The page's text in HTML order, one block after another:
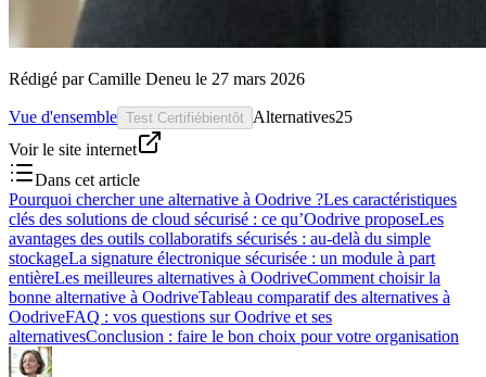
Rédigé par Camille Deneu le 27 mars 2026
Vue d'ensemble Test Certifiébientôt Alternatives25
Voir le site internet
Dans cet article
Pourquoi chercher une alternative à Oodrive ?Les caractéristiques
clés des solutions de cloud sécurisé : ce qu’Oodrive proposeLes
avantages des outils collaboratifs sécurisés : au-delà du simple
stockageLa signature électronique sécurisée : un module à part
entièreLes meilleures alternatives à OodriveComment choisir la
bonne alternative à OodriveTableau comparatif des alternatives à
OodriveFAQ : vos questions sur Oodrive et ses
alternativesConclusion : faire le bon choix pour votre organisation